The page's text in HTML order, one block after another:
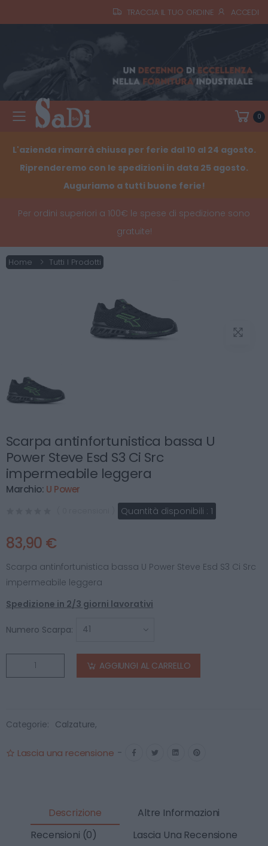
TRACCIA IL TUO ORDINE ACCEDI
Toggle mobile menu 0
L'azienda rimarrà chiusa per ferie dal 10 al 24 agosto.
Riprenderemo con le spedizioni in data 25 agosto.
Auguriamo a tutti buone ferie!
Per ordini superiori a 100€ le spese di spedizione sono
gratuite!
Home Tutti I Prodotti
Scarpa antinfortunistica bassa U
Power Steve Esd S3 Ci Src
impermeabile leggera
Marchio: U Power
Quantità disponibili : 1
83,90 €
Scarpa antinfortunistica bassa U Power Steve Esd S3 Ci Src
impermeabile leggera
Spedizione in 2/3 giorni lavorativi
Numero Scarpa:
AGGIUNGI AL CARRELLO
Categorie: Calzature,
Lascia una recensione -
Descrizione
Altre Informazioni
Recensioni (0)
Lascia Una Recensione